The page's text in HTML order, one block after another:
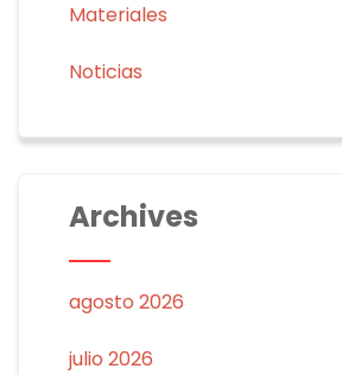
Materiales
Noticias
Archives
agosto 2026
julio 2026